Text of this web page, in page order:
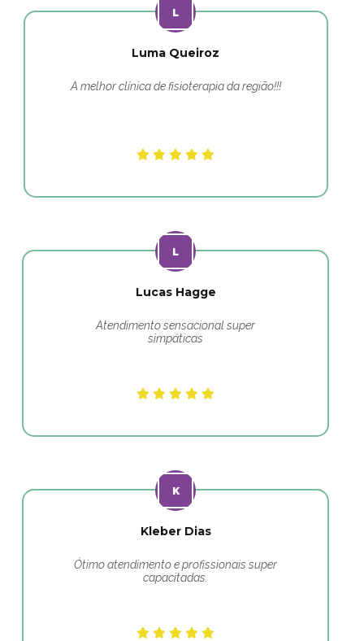
Luma Queiroz
A melhor clínica de fisioterapia da região!!!
Lucas Hagge
Atendimento sensacional super
simpáticas
Kleber Dias
Ótimo atendimento e profissionais super
capacitadas.